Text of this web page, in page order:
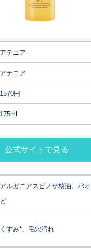
アテニア
アテニア
1570円
175ml
公式サイトで見る
アルガニアスピノサ核油、バ
ど
くすみ*、毛穴汚れ